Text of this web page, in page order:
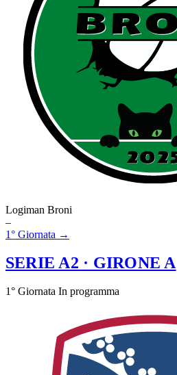
Logiman Broni
–
1° Giornata →
SERIE A2 · GIRONE A
1° Giornata In programma